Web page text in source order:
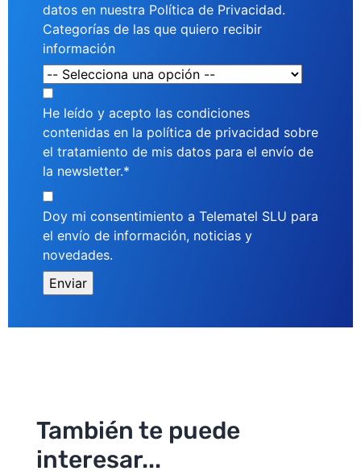
datos en nuestra Política de Privacidad.
Categorías de las que quiero recibir
información
He leído y acepto las condiciones
contenidas en la política de privacidad sobre
el tratamiento de mis datos para el envío de
la newsletter.*
Doy mi consentimiento a Telematel SLU para
el envío de información, noticias y
novedades.
También te puede
interesar...